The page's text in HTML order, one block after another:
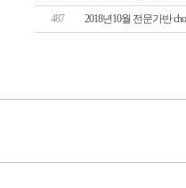
487 2018년10월 전문가반